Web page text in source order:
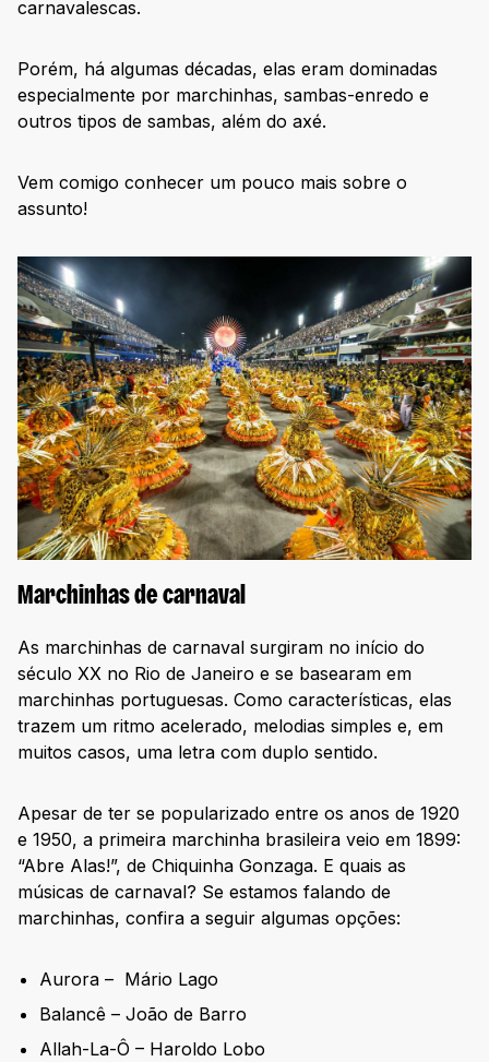
carnavalescas.
Porém, há algumas décadas, elas eram dominadas
especialmente por marchinhas, sambas-enredo e
outros tipos de sambas, além do axé.
Vem comigo conhecer um pouco mais sobre o
assunto!
Marchinhas de carnaval
As marchinhas de carnaval surgiram no início do
século XX no Rio de Janeiro e se basearam em
marchinhas portuguesas. Como características, elas
trazem um ritmo acelerado, melodias simples e, em
muitos casos, uma letra com duplo sentido.
Apesar de ter se popularizado entre os anos de 1920
e 1950, a primeira marchinha brasileira veio em 1899:
“Abre Alas!”, de Chiquinha Gonzaga. E quais as
músicas de carnaval? Se estamos falando de
marchinhas, confira a seguir algumas opções:
Aurora – Mário Lago
Balancê – João de Barro
Allah-La-Ô – Haroldo Lobo